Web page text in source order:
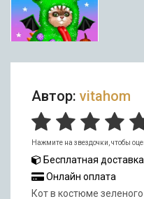
Автор: vitahom
Нажмите на звездочки, чтобы
Бесплатная
Онлайн оплата
Кот в костюме